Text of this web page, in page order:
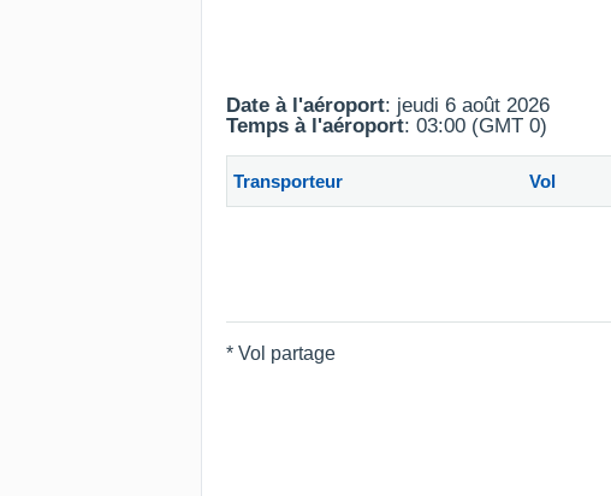
Date à l'aéroport: jeudi 6 août 2026
Temps à l'aéroport: 03:00 (GMT 0)
Transporteur Vol
* Vol partage